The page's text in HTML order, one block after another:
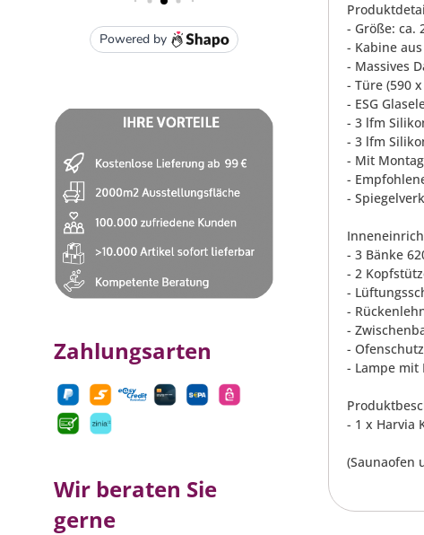
Zahlungsarten
Wir beraten Sie
gerne
- Größe: ca.
- Kabine
- Massives
- Türe (590
- ESG
- 3 lfm
- 3 lfm
- Mit
-
-
- 3 Bänke
- 2
-
-
-
-
- Lampe mit
- 1 x Harvia
(Saunaofen